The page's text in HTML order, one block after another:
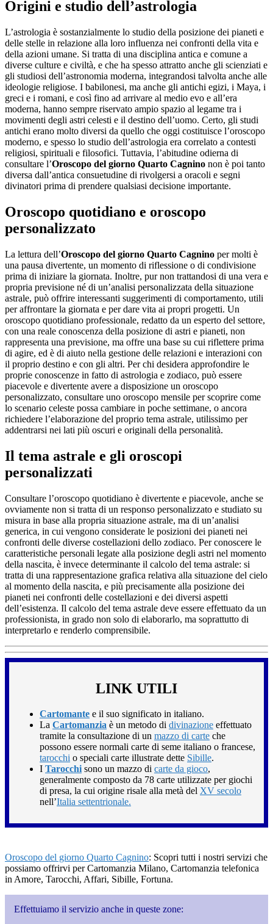
Origini e studio dell’astrologia
L’astrologia è sostanzialmente lo studio della posizione dei pianeti e
delle stelle in relazione alla loro influenza nei confronti della vita e
della azioni umane. Si tratta di una disciplina antica e comune a
diverse culture e civiltà, e che ha spesso attratto anche gli scienziati e
gli studiosi dell’astronomia moderna, integrandosi talvolta anche alle
ideologie religiose. I babilonesi, ma anche gli antichi egizi, i Maya, i
greci e i romani, e così fino ad arrivare al medio evo e all’era
moderna, hanno sempre riservato ampio spazio al legame tra i
movimenti degli astri celesti e il destino dell’uomo. Certo, gli studi
antichi erano molto diversi da quello che oggi costituisce l’oroscopo
moderno, e spesso lo studio dell’astrologia era correlato a contesti
religiosi, spirituali e filosofici. Tuttavia, l’abitudine odierna di
consultare l’Oroscopo del giorno Quarto Cagnino non è poi tanto
diversa dall’antica consuetudine di rivolgersi a oracoli e segni
divinatori prima di prendere qualsiasi decisione importante.
Oroscopo quotidiano e oroscopo
personalizzato
La lettura dell’Oroscopo del giorno Quarto Cagnino per molti è
una pausa divertente, un momento di riflessione o di condivisione
prima di iniziare la giornata. Inoltre, pur non trattandosi di una vera e
propria previsione né di un’analisi personalizzata della situazione
astrale, può offrire interessanti suggerimenti di comportamento, utili
per affrontare la giornata e per dare vita ai propri progetti. Un
oroscopo quotidiano professionale, redatto da un esperto del settore,
con una reale conoscenza della posizione di astri e pianeti, non
rappresenta una previsione, ma offre una base su cui riflettere prima
di agire, ed è di aiuto nella gestione delle relazioni e interazioni con
il proprio destino e con gli altri. Per chi desidera approfondire le
proprie conoscenze in fatto di astrologia e zodiaco, può essere
piacevole e divertente avere a disposizione un oroscopo
personalizzato, consultare uno oroscopo mensile per scoprire come
lo scenario celeste possa cambiare in poche settimane, o ancora
richiedere l’elaborazione del proprio tema astrale, utilissimo per
addentrarsi nei lati più oscuri e originali della personalità.
Il tema astrale e gli oroscopi
personalizzati
Consultare l’oroscopo quotidiano è divertente e piacevole, anche se
ovviamente non si tratta di un responso personalizzato e studiato su
misura in base alla propria situazione astrale, ma di un’analisi
generica, in cui vengono considerate le posizioni dei pianeti nei
confronti delle diverse costellazioni dello zodiaco. Per conoscere le
caratteristiche personali legate alla posizione degli astri nel momento
della nascita, è invece determinante il calcolo del tema astrale: si
tratta di una rappresentazione grafica relativa alla situazione del cielo
al momento della nascita, e più precisamente alla posizione dei
pianeti nei confronti delle costellazioni e dei diversi aspetti
dell’esistenza. Il calcolo del tema astrale deve essere effettuato da un
professionista, in grado non solo di elaborarlo, ma soprattutto di
interpretarlo e renderlo comprensibile.
LINK UTILI
Cartomante e il suo significato in italiano.
La Cartomanzia è un metodo di divinazione effettuato
tramite la consultazione di un mazzo di carte che
possono essere normali carte di seme italiano o francese,
tarocchi o speciali carte illustrate dette Sibille.
I Tarocchisono un mazzo di carte da gioco,
generalmente composto da 78 carte utilizzate per giochi
di presa, la cui origine risale alla metà del XV secolo
nell’Italia settentrionale.
Oroscopo del giorno Quarto Cagnino: Scopri tutti i nostri servizi che
possiamo offrirvi per Cartomanzia Milano, Cartomanzia telefonica
in Amore, Tarocchi, Affari, Sibille, Fortuna.
Effettuiamo il servizio anche in queste zone: